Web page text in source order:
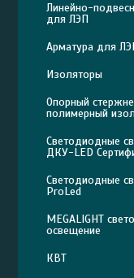
Линейно-
для ЛЭП
Арматура для
Изоляторы
Опорный
полимерный
Светодиодные
ДКУ-LED
Светодиодные
ProLed
MEGALIGHT
освещение
КВТ